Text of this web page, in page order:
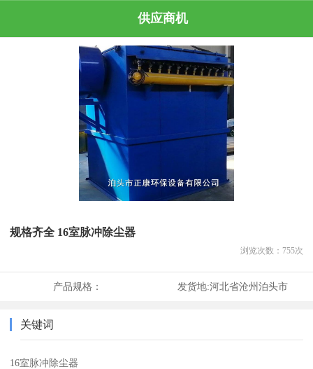
供应商机
规格齐全 16室脉冲除尘器
浏览次数： 755次
产品规格： 发货地:河北省沧州泊头市
关键词
16室脉冲除尘器